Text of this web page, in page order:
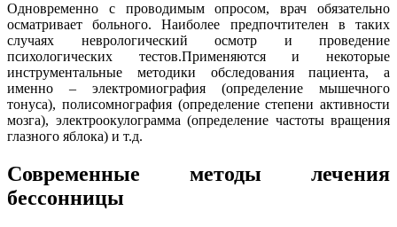
Одновременно с проводимым опросом, врач обязательно
осматривает больного. Наиболее предпочтителен в таких
случаях неврологический осмотр и проведение
психологических тестов.Применяются и некоторые
инструментальные методики обследования пациента, а
именно – электромиография (определение мышечного
тонуса), полисомнография (определение степени активности
мозга), электроокулограмма (определение частоты вращения
глазного яблока) и т.д.
Современные методы лечения
бессонницы